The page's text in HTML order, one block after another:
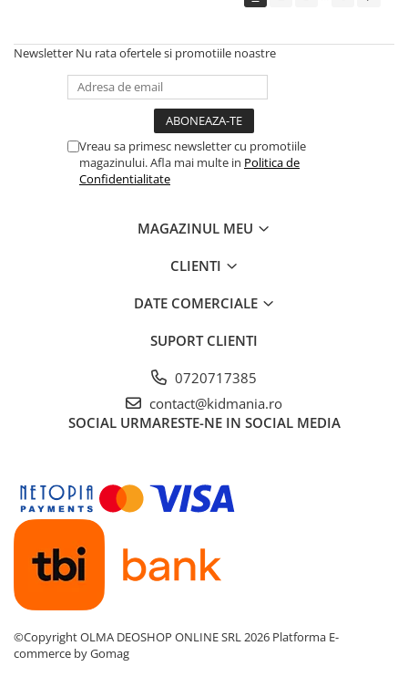
Newsletter Nu rata ofertele si promotiile noastre
Vreau sa primesc newsletter cu promotiile
magazinului. Afla mai multe in Politica de
Confidentialitate
MAGAZINUL MEU
CLIENTI
DATE COMERCIALE
SUPORT CLIENTI
0720717385
contact@kidmania.ro
SOCIAL URMARESTE-NE IN SOCIAL MEDIA
©Copyright OLMA DEOSHOP ONLINE SRL 2026 Platforma E-
commerce by Gomag